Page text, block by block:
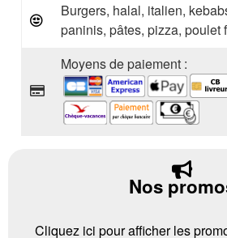
Burgers, halal, italien,
paninis, pâtes, pizza, poulet
Moyens de paiement :
Nos
Cliquez ici pour afficher les